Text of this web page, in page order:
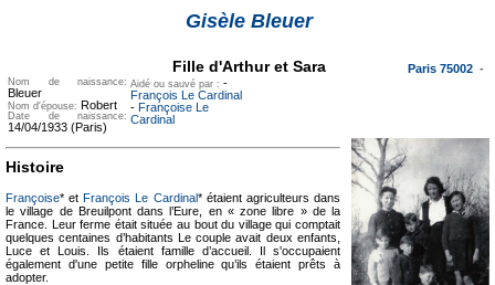
Gisèle Bleuer
Fille d'Arthur et Sara
Paris 75002 -
Nom de naissance:
Bleuer
Nom d'épouse: Robert
Date de naissance:
14/04/1933 (Paris)
Aidé ou sauvé par : -
François Le Cardinal
- Françoise Le
Cardinal
Histoire
Françoise* etFrançois Le Cardinal* étaient agriculteurs dans
le village de Breuilpont dans l’Eure, en « zone libre » de la
France. Leur ferme était située au bout du village qui comptait
quelques centaines d’habitants Le couple avait deux enfants,
Luce et Louis. Ils étaient famille d’accueil. Il s'occupaient
également d'une petite fille orpheline qu’ils étaient prêts à
adopter.